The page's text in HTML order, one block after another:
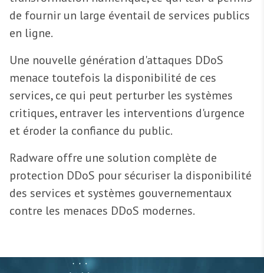
de fournir un large éventail de services publics
en ligne.
Une nouvelle génération d'attaques DDoS
menace toutefois la disponibilité de ces
services, ce qui peut perturber les systèmes
critiques, entraver les interventions d'urgence
et éroder la confiance du public.
Radware offre une solution complète de
protection DDoS pour sécuriser la disponibilité
des services et systèmes gouvernementaux
contre les menaces DDoS modernes.